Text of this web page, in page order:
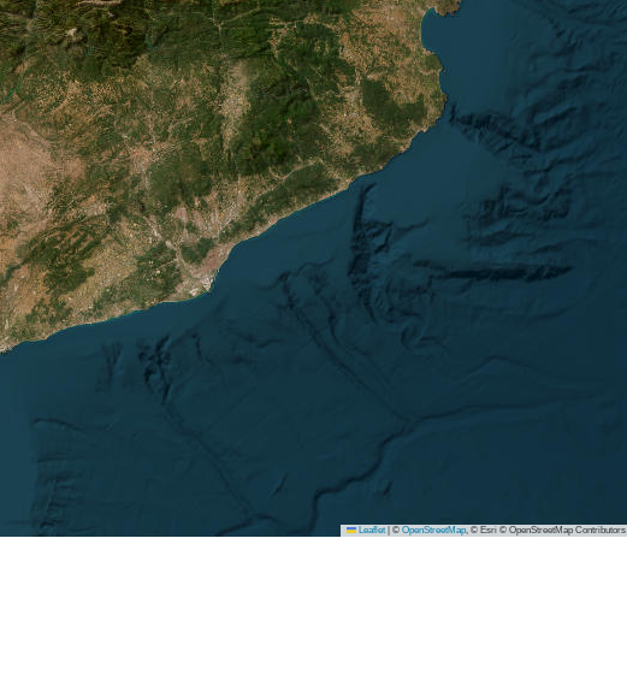
Leaflet © OpenStreetMap, © Esri © OpenStreetMap Contributors